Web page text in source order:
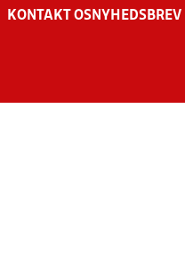
KONTAKT OS NYHEDSBREV